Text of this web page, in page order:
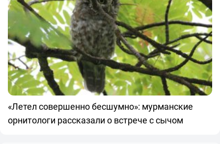
«Летел совершенно бесшумно»: мурманские
орнитологи рассказали о встрече с сычом